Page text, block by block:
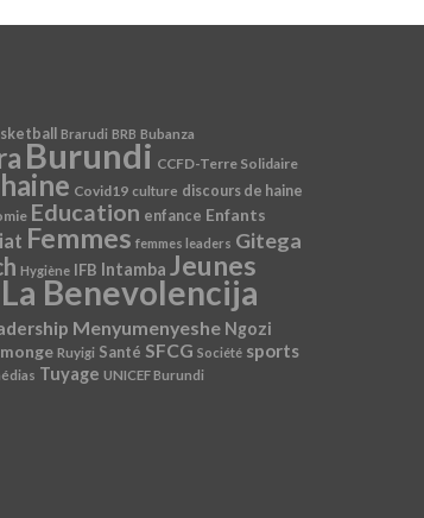
Brarudi BRB Bubanza
Burundi CCFD-Terre Solidaire
Covid19 culture discours de haine
Education enfance Enfants
Femmes femmes leaders Gitega
Hygiène IFB Intamba Jeunes
La Benevolencija
Menyumenyeshe Ngozi
Ruyigi Santé SFCG Société sports
Tuyage UNICEF Burundi